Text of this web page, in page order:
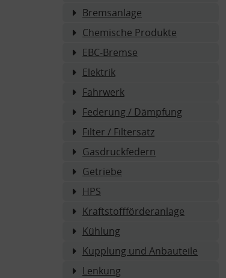
Bremsanlage
Chemische Produkte
EBC-Bremse
Elektrik
Fahrwerk
Federung / Dämpfung
Filter / Filtersatz
Gasdruckfedern
Getriebe
HPS
Kraftstoffförderanlage
Kühlung
Kupplung und Anbauteile
Lenkung